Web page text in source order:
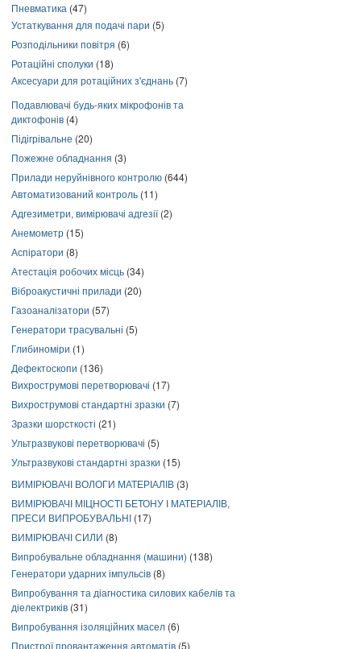
Пневматика (47)
Устаткування для подачі пари (5)
Розподільники повітря (6)
Ротаційні сполуки (18)
Аксесуари для ротаційних з'єднань (7)
Подавлювачі будь-яких мікрофонів та
диктофонів (4)
Підігрівальне (20)
Пожежне обладнання (3)
Прилади неруйнівного контролю (644)
Автоматизований контроль (11)
Адгезиметри, вимірювачі адгезії(2)
Анемометр (15)
Аспіратори (8)
Атестація робочих місць (34)
Віброакустичні прилади (20)
Газоаналізатори (57)
Генератори трасувальні (5)
Глибиноміри (1)
Дефектоскопи (136)
Вихрострумові перетворювачі (17)
Вихрострумові стандартні зразки (7)
Зразки шорсткості (21)
Ультразвукові перетворювачі (5)
Ультразвукові стандартні зразки (15)
ВИМІРЮВАЧІ ВОЛОГИ МАТЕРІАЛІВ (3)
ВИМІРЮВАЧІ МІЦНОСТІ БЕТОНУ І МАТЕРІАЛІВ,
ПРЕСИ ВИПРОБУВАЛЬНІ (17)
ВИМІРЮВАЧІ СИЛИ (8)
Випробувальне обладнання (машини) (138)
Генератори ударних імпульсів (8)
Випробування та діагностика силових кабелів та
діелектриків (31)
Випробування ізоляційних масел (6)
Пристрої провантаження автоматів (5)